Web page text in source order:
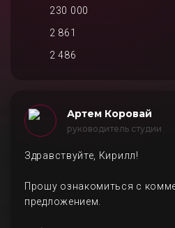
230 000
2 861
2 486
Артем Коровай
руководитель студии
Здравствуйте, Кирилл!
Прошу ознакомиться с
предложением.